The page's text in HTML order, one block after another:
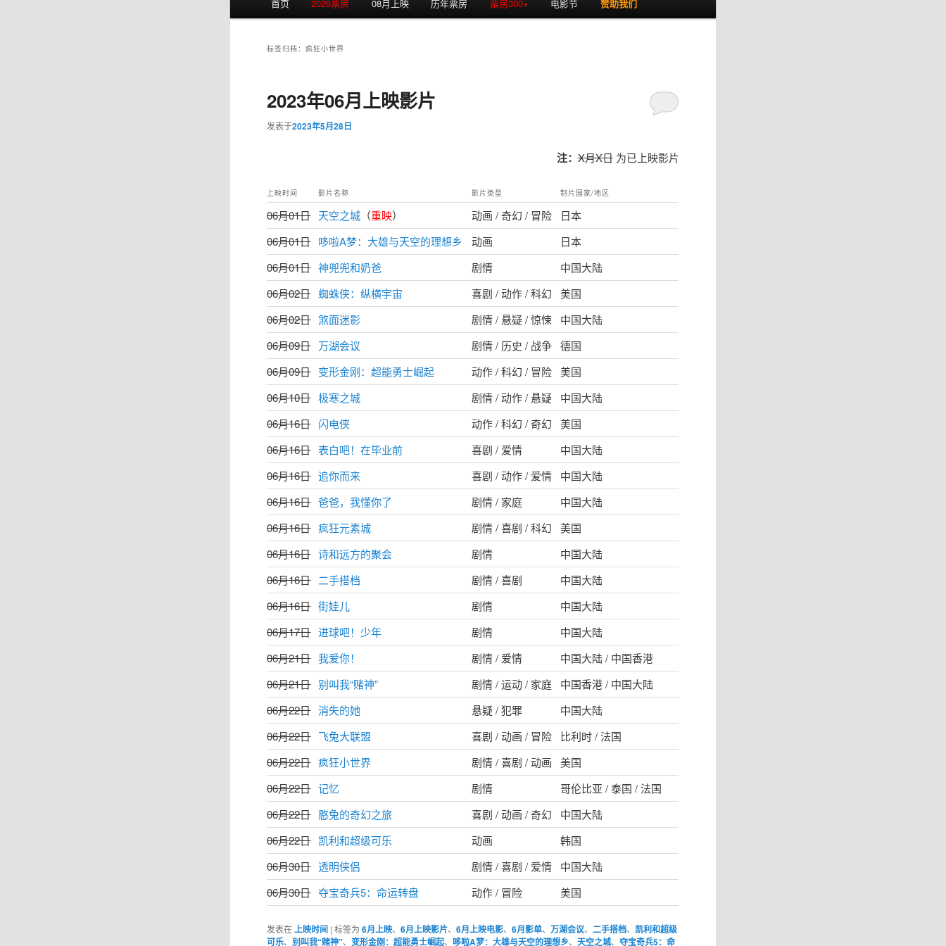
首页 2026票房 08月上映 历年票房 票房300+ 电影节 赞助我们
标签归档：疯狂小世界
2023年06月上映影片
发表于2023年5月28日
注：X月X日为已上映影片
上映时间 影片名称 影片类型 制片国家/地区
06月01日 天空之城 （重映） 动画 / 奇幻 / 冒险
日本
06月01日 哆啦A梦：大雄与天空的理想乡 动画
日本
06月01日 神兜兜和奶爸 剧情
中国大陆
06月02日 蜘蛛侠：纵横宇宙 喜剧 / 动作 / 科幻
美国
06月02日 煞面迷影 剧情 / 悬疑 / 惊悚
中国大陆
06月09日 万湖会议 剧情 / 历史 / 战争 德国
06月09日 变形金刚：超能勇士崛起 动作 / 科幻 / 冒险 美国
06月10日 极寒之城 剧情 / 动作 / 悬疑
中国大陆
06月16日 闪电侠 动作 / 科幻 / 奇幻
美国
06月16日 表白吧！在毕业前 喜剧 / 爱情
中国大陆
06月16日 追你而来 喜剧 / 动作 / 爱情
中国大陆
06月16日 爸爸，我懂你了 剧情 / 家庭
中国大陆
06月16日 疯狂元素城 剧情 / 喜剧 / 科幻
美国
06月16日 诗和远方的聚会 剧情
中国大陆
06月16日 二手搭档 剧情 / 喜剧
中国大陆
06月16日 街娃儿 剧情
中国大陆
06月17日 进球吧！少年 剧情
中国大陆
06月21日 我爱你！ 剧情 / 爱情
中国大陆 / 中国香港
06月21日 别叫我“赌神” 剧情 / 运动 / 家庭
中国香港 / 中国大陆
06月22日 消失的她 悬疑 / 犯罪
中国大陆
06月22日 飞兔大联盟 喜剧 / 动画 / 冒险
比利时 / 法国
06月22日 疯狂小世界 剧情 / 喜剧 / 动画
美国
06月22日 记忆 剧情
哥伦比亚 / 泰国 / 法国
06月22日 憨兔的奇幻之旅 喜剧 / 动画 / 奇幻
中国大陆
06月22日 凯利和超级可乐 动画
韩国
06月30日 透明侠侣 剧情 / 喜剧 / 爱情
中国大陆
06月30日 夺宝奇兵5：命运转盘 动作 / 冒险 美国
发表在 上映时间 |标签为 6月上映、6月上映影片、6月上映电影、6月影单、万湖会议、二手搭档、 凯利和超级
可乐、别叫我“赌神”、变形金刚：超能勇士崛起、 哆啦A梦：大雄与天空的理想乡、天空之城、夺宝奇兵5：命